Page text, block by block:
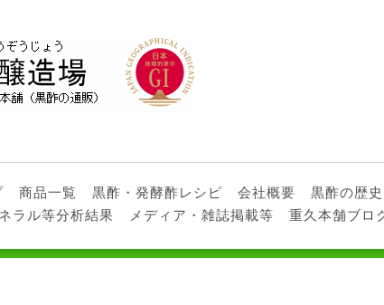
商品一覧 黒酢・発酵酢レシピ 会社概要 黒酢の歴
ラル等分析結果 メディア・雑誌掲載等 重久本舗ブロ